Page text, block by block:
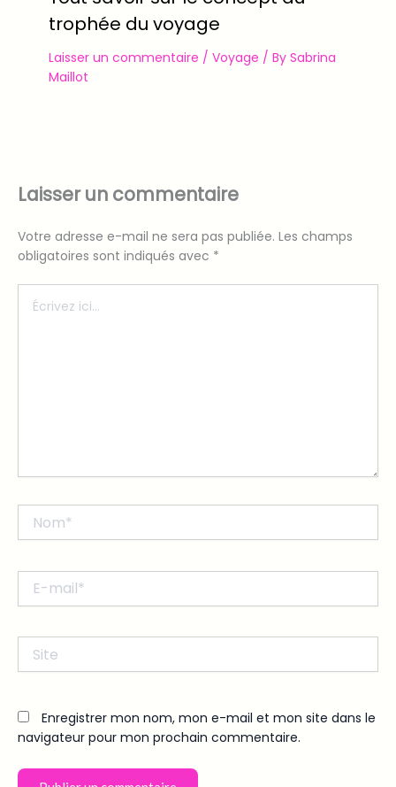
trophée du voyage
Laisser un commentaire / Voyage / By Sabrina
Maillot
Laisser un commentaire
Votre adresse e-mail ne sera pas publiée. Les champs
obligatoires sont indiqués avec *
ici…
mail*
Enregistrer mon nom, mon e-mail et mon site dans le
navigateur pour mon prochain commentaire.